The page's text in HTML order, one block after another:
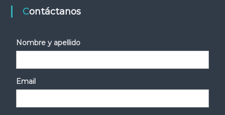
Contáctanos
Nombre y apellido
Email